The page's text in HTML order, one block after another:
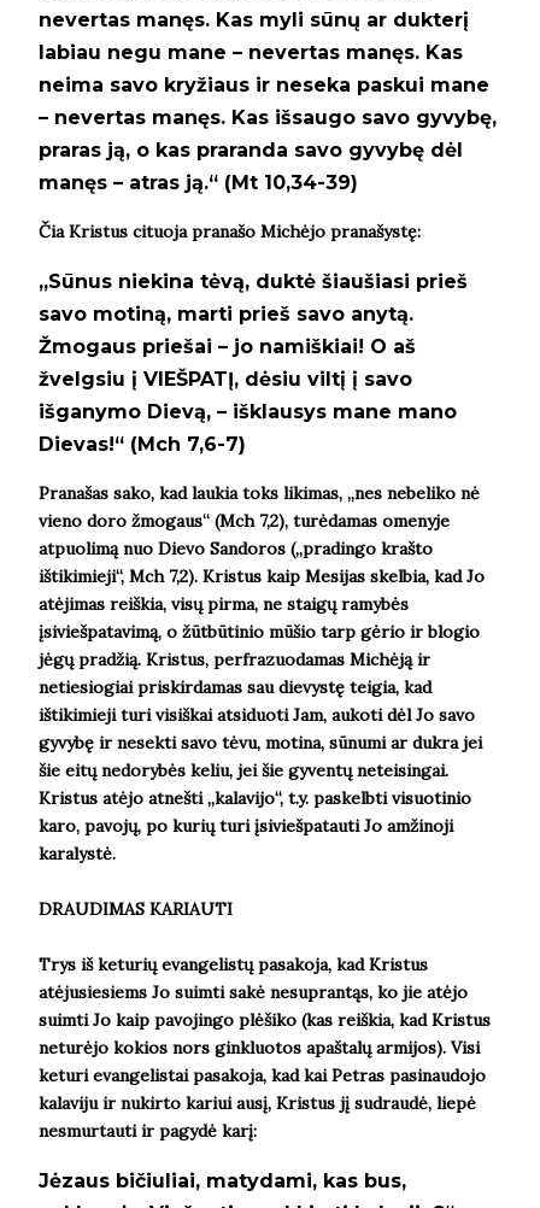
nevertas manęs. Kas myli sūnų ar dukterį
labiau negu mane – nevertas manęs. Kas
neima savo kryžiaus ir neseka paskui mane
– nevertas manęs. Kas išsaugo savo gyvybę,
praras ją, o kas praranda savo gyvybę dėl
manęs – atras ją.“ (Mt 10,34-39)
Čia Kristus cituoja pranašo Michėjo pranašystę:
„Sūnus niekina tėvą, duktė šiaušiasi prieš
savo motiną, marti prieš savo anytą.
Žmogaus priešai – jo namiškiai! O aš
žvelgsiu į VIEŠPATĮ, dėsiu viltį į savo
išganymo Dievą, – išklausys mane mano
Dievas!“ (Mch 7,6-7)
Pranašas sako, kad laukia toks likimas, „nes nebeliko nė
vieno doro žmogaus“ (Mch 7,2), turėdamas omenyje
atpuolimą nuo Dievo Sandoros („pradingo krašto
ištikimieji“, Mch 7,2). Kristus kaip Mesijas skelbia, kad Jo
atėjimas reiškia, visų pirma, ne staigų ramybės
įsiviešpatavimą, o žūtbūtinio mūšio tarp gėrio ir blogio
jėgų pradžią. Kristus, perfrazuodamas Michėją ir
netiesiogiai priskirdamas sau dievystę teigia, kad
ištikimieji turi visiškai atsiduoti Jam, aukoti dėl Jo savo
gyvybę ir nesekti savo tėvu, motina, sūnumi ar dukra jei
šie eitų nedorybės keliu, jei šie gyventų neteisingai.
Kristus atėjo atnešti„kalavijo“, t.y. paskelbti visuotinio
karo, pavojų, po kurių turi įsiviešpatauti Jo amžinoji
karalystė.
DRAUDIMAS KARIAUTI
Trys iš keturių evangelistų pasakoja, kad Kristus
atėjusiesiems Jo suimti sakė nesuprantąs, ko jie atėjo
suimti Jo kaip pavojingo plėšiko (kas reiškia, kad Kristus
neturėjo kokios nors ginkluotos apaštalų armijos). Visi
keturi evangelistai pasakoja, kad kai Petras pasinaudojo
kalaviju ir nukirto kariui ausį, Kristus jį sudraudė, liepė
nesmurtauti ir pagydė karį:
Jėzaus bičiuliai, matydami, kas bus,